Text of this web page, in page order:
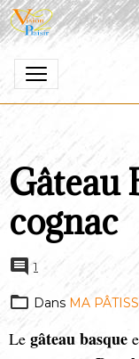
Gâteau
cognac
1
Dans MA
Le gâteaubasque